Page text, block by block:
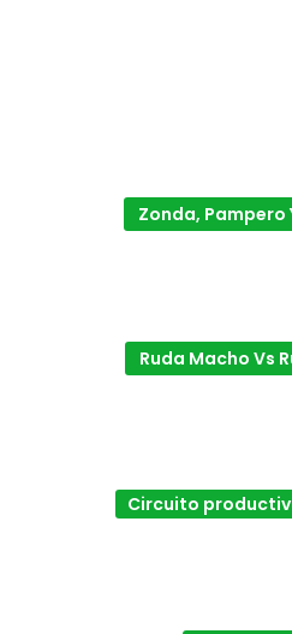
Zonda, Pampero
Ruda Macho Vs
Circuito